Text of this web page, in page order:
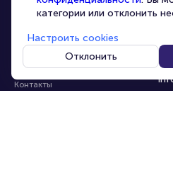
VIP-билеты
Персональные данные
О компании
Контакты
8-
8-
С
категории или отклонить
Настроить cookies
Отклонить